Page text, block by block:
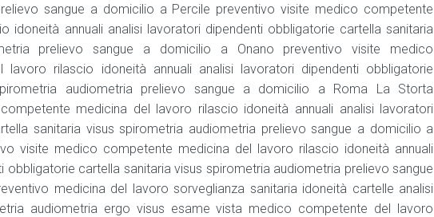
sangue a domicilio a Percile preventivo visite medico competente
idoneità annuali analisi lavoratori dipendenti obbligatorie cartella sanitaria
prelievo sangue a domicilio a Onano preventivo visite medico
lavoro rilascio idoneità annuali analisi lavoratori dipendenti obbligatorie
audiometria prelievo sangue a domicilio a Roma La Storta
medicina del lavoro rilascio idoneità annuali analisi lavoratori
sanitaria visus spirometria audiometria prelievo sangue a domicilio a
visite medico competente medicina del lavoro rilascio idoneità annuali
obbligatorie cartella sanitaria visus spirometria audiometria prelievo sangue
medicina del lavoro sorveglianza sanitaria idoneità cartelle analisi
audiometria ergo visus esame vista medico competente del lavoro